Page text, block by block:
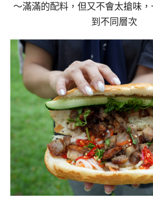
～滿滿的配料，但又不會太搶味
到不同層次